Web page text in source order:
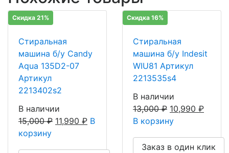
Скидка 21%
Стиральная
машина б/у Candy
Aqua 135D2-07
Артикул
2213402s2
В наличии
15,000₽ 11,990 ₽ В
корзину
Скидка 16%
Стиральная
машина б/у Indesit
WIU81 Артикул
2213535s4
В наличии
13,000₽ 10,990 ₽
В корзину
Заказ в один клик